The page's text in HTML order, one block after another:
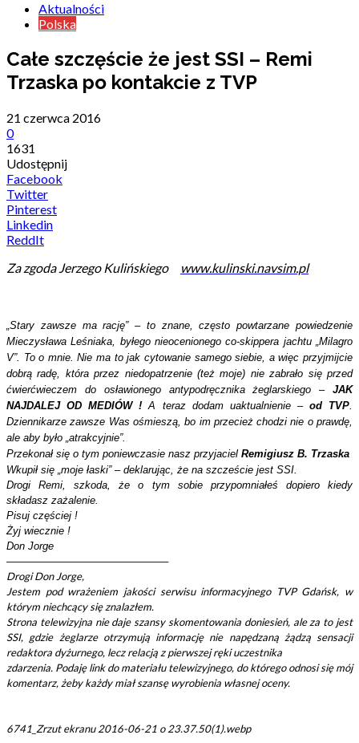
Aktualności
Polska
Całe szczęście że jest SSI – Remi
Trzaska po kontakcie z TVP
21 czerwca 2016
0
1631
Udostępnij
Facebook
Twitter
Pinterest
Linkedin
ReddIt
Za zgoda Jerzego Kulińskiego
www.kulinski.navsim.pl
„Stary zawsze ma rację” – to znane, często powtarzane powiedzenie
Mieczysława Leśniaka, byłego nieocenionego co-skippera jachtu „Milagro
V”. To o mnie. Nie ma to jak cytowanie samego siebie, a więc przyjmijcie
dobrą radę, która przez niedopatrzenie (też moje) nie zabrało się przed
ćwierćwieczem do osławionego antypodręcznika żeglarskiego –JAK
NAJDALEJ OD MEDIÓW ! A teraz dodam uaktualnienie – od TVP
Dziennikarze zawsze Was ośmieszą, bo im przecież chodzi nie o prawdę,
ale aby było „atrakcyjnie”.
Przekonał się o tym poniewczasie nasz przyjaciel Remigiusz B. Trzaska
Wkupił się „moje łaski” – deklarując, że na szczeście jest SSI.
Drogi Remi, szkoda, że o tym sobie przypomniałeś dopiero kiedy
składasz zażalenie.
Pisuj częściej !
Żyj wiecznie !
Don Jorge
———————————————–
Drogi Don Jorge,
Jestem pod wrażeniem jakości serwisu informacyjnego TVP Gdańsk, w
którym niechcący się znalazłem.
Strona telewizyjna nie daje szansy skomentowania doniesień, ale za to jest
SSI, gdzie żeglarze otrzymują informację nie napędzaną żądzą sensacji
redaktora dyżurnego, lecz relacją z pierwszej ręki uczestnika
zdarzenia. Podaję link do materiału telewizyjnego, do którego odnosi się mój
komentarz, żeby każdy miał szansę wyrobienia własnej oceny.
6741_Zrzut ekranu 2016-06-21 o 23.37.50(1).webp